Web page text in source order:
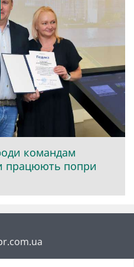
командам
працюють попри